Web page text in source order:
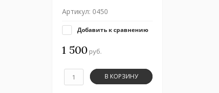
Артикул: 0450
Добавить к сравнению
1 500руб.
В КОРЗИНУ